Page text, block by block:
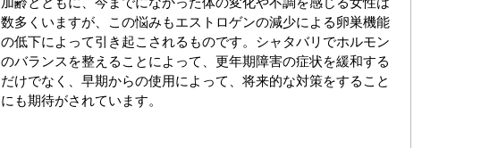
数多くいますが、この悩みもエストロゲンの減少による卵巣機能
の低下によって引き起こされるものです。シャタバリでホルモン
のバランスを整えることによって、更年期障害の症状を緩和する
だけでなく、早期からの使用によって、将来的な対策をすること
にも期待がされています。